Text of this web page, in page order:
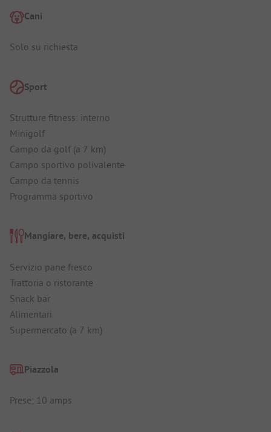
Cani
Solo su richiesta
Sport
Strutture fitness: interno
Minigolf
Campo da golf (a 7 km)
Campo sportivo polivalente
Campo da tennis
Programma sportivo
Mangiare, bere, acquisti
Servizio pane fresco
Trattoria o ristorante
Snack bar
Alimentari
Supermercato (a 7 km)
Piazzola
Prese: 10 amps